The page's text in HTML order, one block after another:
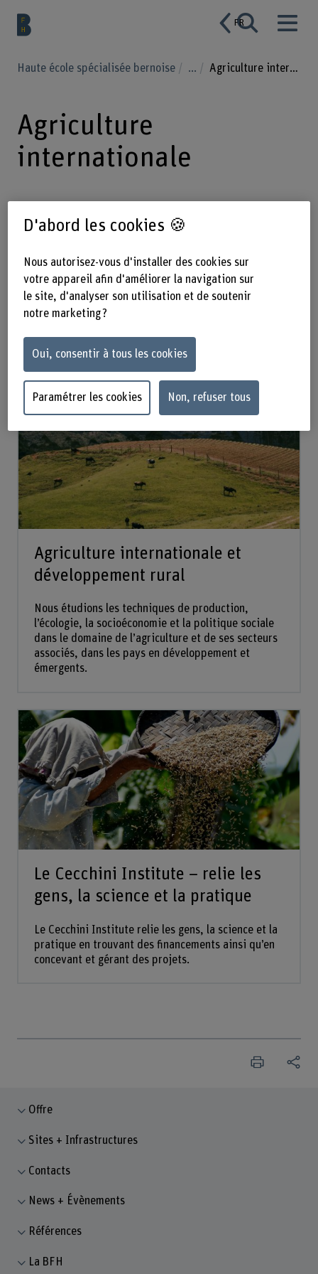
FR
Haute école spécialisée bernoise ... Agriculture internationale
Agriculture
internationale
Dans le domaine de recherche de
penchons sur les défis mondiaux des
systèmes agricoles et alimentaires
durables.
Groupes de recherche :
Agriculture internationale et
développement rural
Nous étudions les techniques de production,
l’écologie, la socioéconomie et la politique sociale
dans le domaine de l’agriculture et de ses secteurs
associés, dans les pays en développement et
émergents.
Le Cecchini Institute – relie les
gens, la science et la pratique
Le Cecchini Institute relie les gens, la science et la
pratique en trouvant des financements ainsi qu’en
concevant et gérant des projets.
Offre
Sites + Infrastructures
Contacts
News + Évènements
Références
La BFH
D'abord les cookies 🍪
Nous autorisez-vous d'installer des cookies sur
votre appareil afin d'améliorer la navigation sur
le site, d'analyser son utilisation et de soutenir
notre marketing ?
Oui, consentir à tous les cookies
Paramétrer les cookies Non, refuser tous